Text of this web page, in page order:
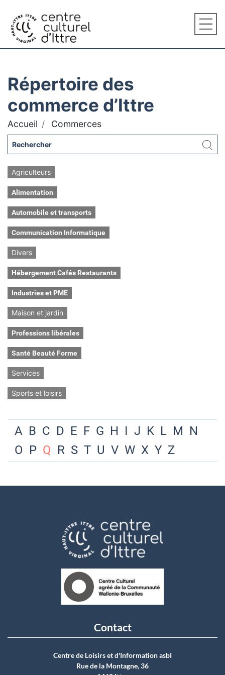
Répertoire des
commerce d’Ittre
Accueil Commerces
Agriculteurs
Alimentation
Automobile et transports
Communication Informatique
Divers
Hébergement Cafés Restaurants
Industries et PME
Maison et jardin
Professions libérales
Santé Beauté Forme
Services
Sports et loisirs
A B C D E F G H I J K L M N
O P Q R S T U V W X Y Z
Contact
Centre de Loisirs et d'Information asbI
Rue de la Montagne, 36